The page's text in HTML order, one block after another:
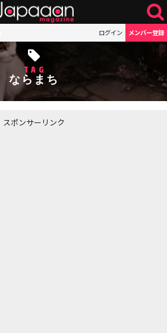
ログイン メンバー登録
TAG
ならまち
スポンサーリンク